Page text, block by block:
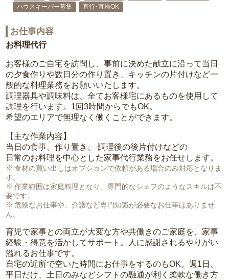
ハウスキーパー募集
直行･直帰OK
お仕事内容
お料理代行
お客様のご自宅を訪問し、事前に決めた献立に沿って当日
の夕食作りや数日分の作り置き、キッチンの片付けなど一
般的な料理業務をお願いいたします。
調理器具や調味料は、全てお客様宅にあるものを使用して
調理を行います。1回3時間からでもOK。
希望のエリアで無理なく働くことができます。
【主な作業内容】
当日の食事、作り置き、 調理後の後片付けなどの
日常のお料理を中心とした家事代行業務をお任せします。
食材の買い出しはオプションで依頼がある場合のみ対応となりま
す。
作業範囲は家庭料理となり、専門的なシェフのようなスキルは不
要です。
危険なお仕事や、介護など専門知識が必要なお仕事はありませ
ん。
育児で家事との両立が大変な方や共働きのご家庭を、家事
経験・得意を活かしてサポート。人に感謝されるやりがい
溢れるお仕事です。
自宅の近所で空いた時間にお仕事をするのもOK。週1日、
平日だけ、土日のみなどシフトの融通が利く柔軟な働き方